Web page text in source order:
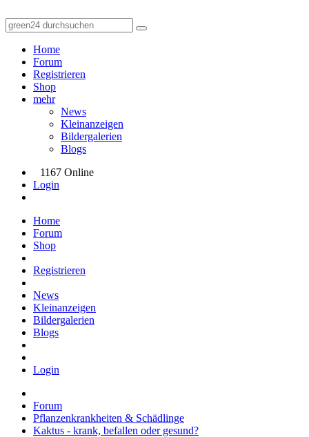
Home
Forum
Registrieren
Shop
mehr
News
Kleinanzeigen
Bildergalerien
Blogs
1167 Online
Login
Home
Forum
Shop
Registrieren
News
Kleinanzeigen
Bildergalerien
Blogs
Login
Forum
Pflanzenkrankheiten & Schädlinge
Kaktus - krank, befallen oder gesund?